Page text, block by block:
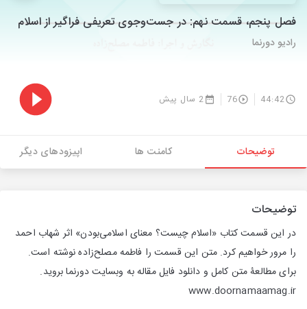
فصل پنجم، قسمت نهم: در جست‌وجوی تعریفی فراگیر از اسلام
رادیو دورنما
44:42
76 2 سال پیش
توضیحات کامنت ها اپیزودهای دیگر
توضیحات
در این قسمت کتاب «اسلام چیست؟ معنای اسلامی‌بودن» اثر شهاب احمد
را مرور خواهیم کرد. متن این قسمت را فاطمه مصلح‌زاده نوشته است.
برای مطالعۀ متن کامل و دانلود فایل مقاله به وبسایت دورنما بروید.
www.doornamaamag.ir